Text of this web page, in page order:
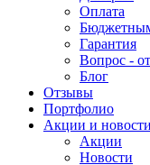
Оплата
Гарантия
Вопрос -
Блог
Отзывы
Портфолио
Акции и новости
Акции
Новости